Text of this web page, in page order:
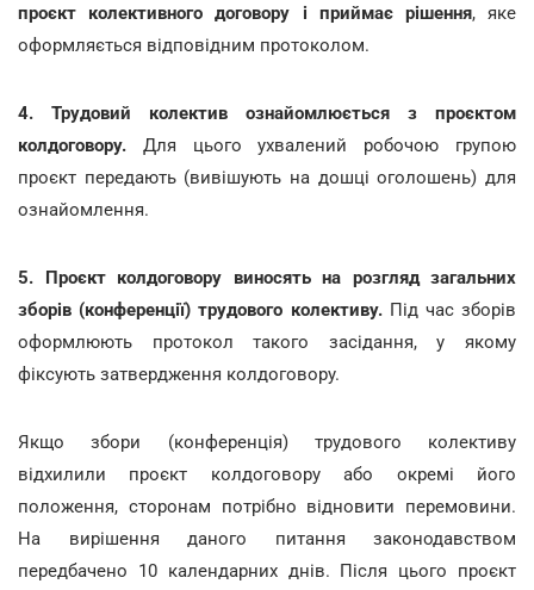
проєкт колективного договору і приймає рішення, яке
оформляється відповідним протоколом.
4. Трудовий колектив ознайомлюється з проєктом
колдоговору. Для цього ухвалений робочою групою
проєкт передають (вивішують на дошці оголошень) для
ознайомлення.
5. Проєкт колдоговору виносять на розгляд загальних
зборів (конференції) трудового колективу. Під час зборів
оформлюють протокол такого засідання, у якому
фіксують затвердження колдоговору.
Якщо збори (конференція) трудового колективу
відхилили проєкт колдоговору або окремі його
положення, сторонам потрібно відновити перемовини.
На вирішення даного питання законодавством
передбачено 10 календарних днів. Після цього проєкт